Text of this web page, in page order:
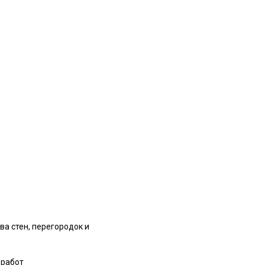
стен, перегородок и